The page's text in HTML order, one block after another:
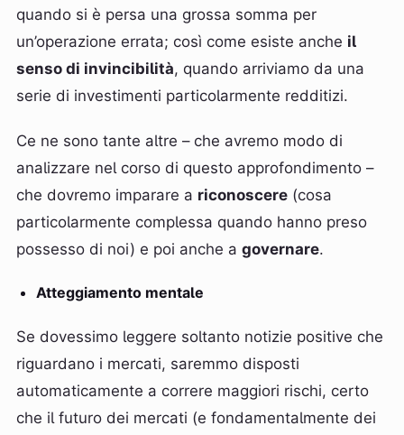
quando si è persa una grossa somma per
un’operazione errata; così come esiste anche il
senso di invincibilità, quando arriviamo da una
serie di investimenti particolarmente redditizi.
Ce ne sono tante altre – che avremo modo di
analizzare nel corso di questo approfondimento –
che dovremo imparare a riconoscere (cosa
particolarmente complessa quando hanno preso
possesso di noi) e poi anche a governare.
Atteggiamento mentale
Se dovessimo leggere soltanto notizie positive che
riguardano i mercati, saremmo disposti
automaticamente a correre maggiori rischi, certo
che il futuro dei mercati (e fondamentalmente dei